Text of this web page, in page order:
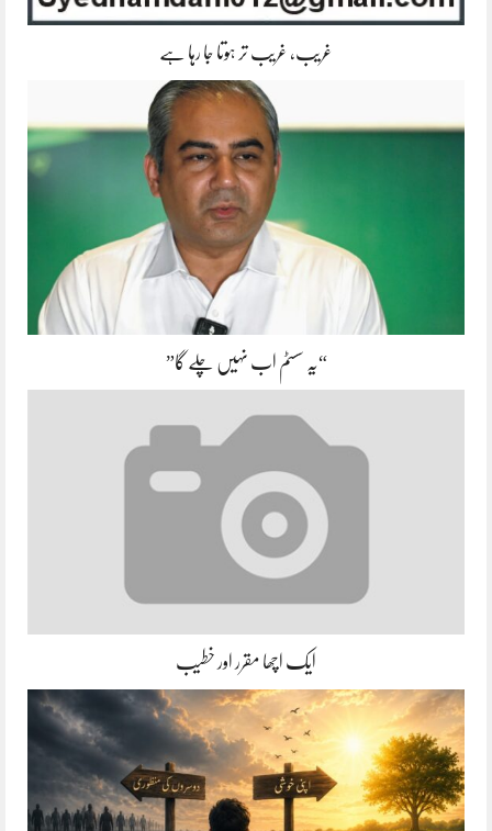
غریب، غریب تر ہوتا جا رہا ہے
“یہ سسٹم اب نہیں چلے گا”
ایک اچھا مقرر اور خطیب